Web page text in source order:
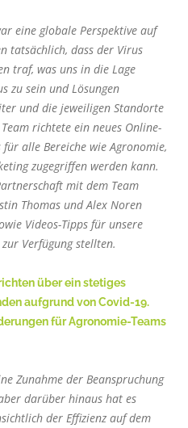
eine globale Perspektive auf
tatsächlich, dass der Virus
traf, was uns in die Lage
zu sein und Lösungen
und die jeweiligen Standorte
richtete ein neues Online-
alle Bereiche wie Agronomie,
zugegriffen werden kann.
mit dem Team
Thomas und Alex Noren
Videos-Tipps für unsere
Verfügung stellten.
über ein stetiges
aufgrund von Covid-19.
für Agronomie-Teams
Zunahme der Beanspruchung
darüber hinaus hat es
der Effizienz auf dem